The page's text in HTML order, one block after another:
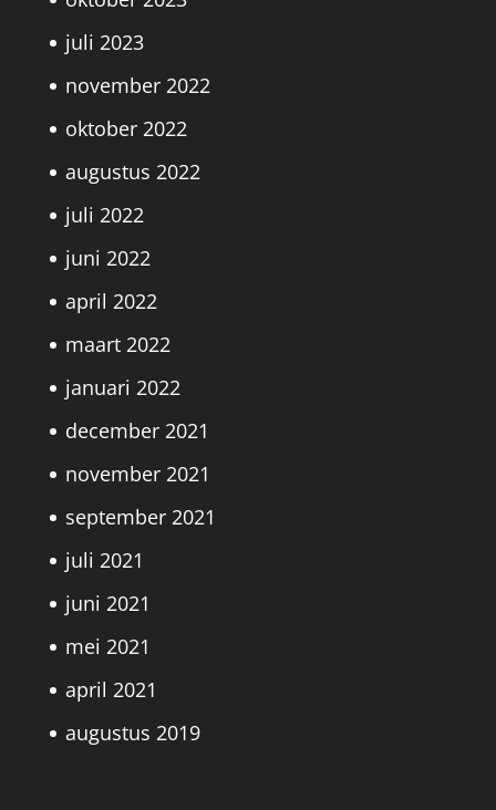
juli 2023
november 2022
oktober 2022
augustus 2022
juli 2022
juni 2022
april 2022
maart 2022
januari 2022
december 2021
november 2021
september 2021
juli 2021
juni 2021
mei 2021
april 2021
augustus 2019